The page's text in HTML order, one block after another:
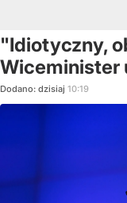
"Idiotyczny,
Wiceminister
Dodano: dzisiaj 10:19